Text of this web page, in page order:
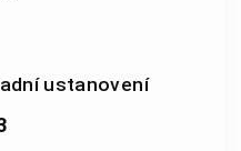
ustanovení